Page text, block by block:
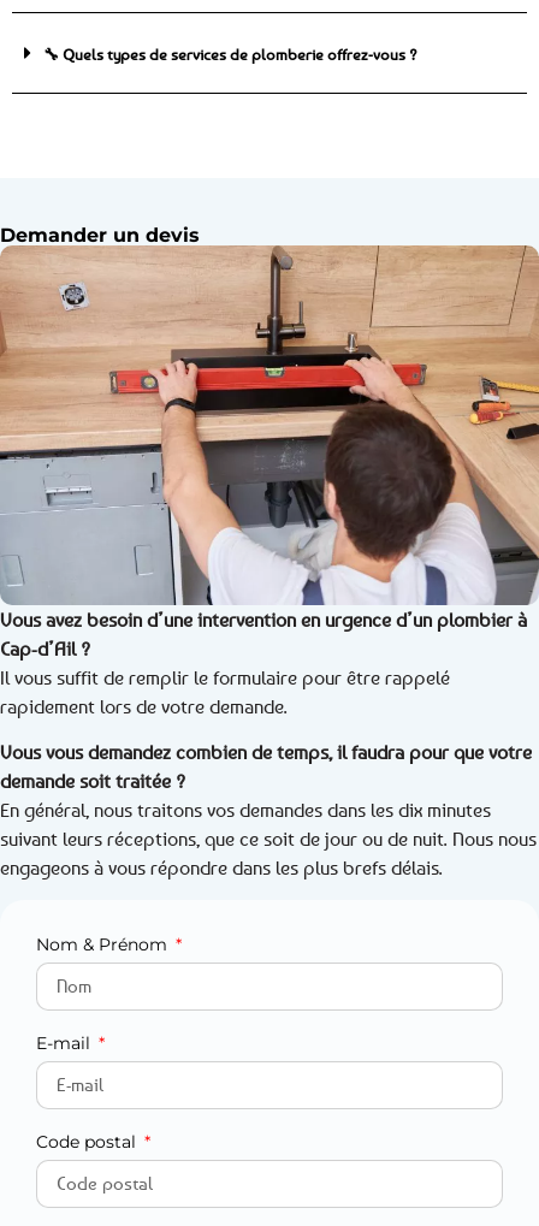
🔧 Quels types de services de plomberie offrez-vous ?
Demander un devis
Vous avez besoin d’une intervention en urgence d’un plombier à
Cap-d’Ail ?
Il vous suffit de remplir le formulaire pour être rappelé
rapidement lors de votre demande.
Vous vous demandez combien de temps, il faudra pour que votre
demande soit traitée ?
En général, nous traitons vos demandes dans les dix minutes
suivant leurs réceptions, que ce soit de jour ou de nuit. Nous nous
engageons à vous répondre dans les plus brefs délais.
Nom & Prénom
E-mail
Code postal